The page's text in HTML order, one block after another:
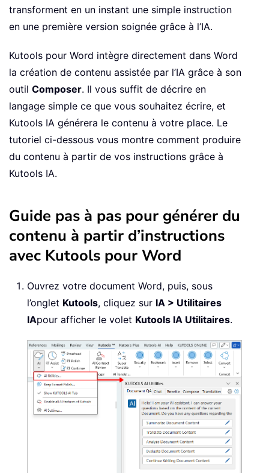
transforment en un instant une simple instruction
en une première version soignée grâce à l’IA.
Kutools pour Word intègre directement dans Word
la création de contenu assistée par l’IA grâce à son
outil Composer. Il vous suffit de décrire en
langage simple ce que vous souhaitez écrire, et
Kutools IA générera le contenu à votre place. Le
tutoriel ci-dessous vous montre comment produire
du contenu à partir de vos instructions grâce à
Kutools IA.
Guide pas à pas pour générer du
contenu à partir d’instructions
avec Kutools pour Word
Ouvrez votre document Word, puis, sous
l’onglet Kutools, cliquez sur IA > Utilitaires
IApour afficher le volet Kutools IA Utilitaires.